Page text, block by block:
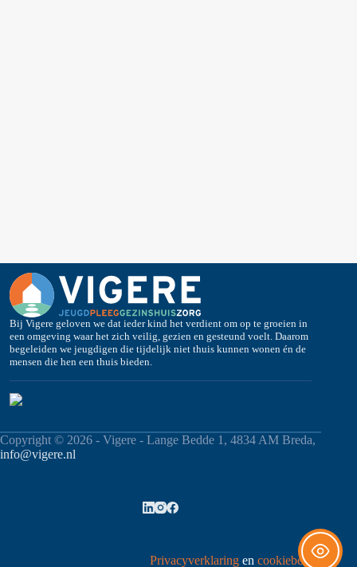
Bij Vigere geloven we dat ieder kind het verdient om op te groeien in
een omgeving waar het zich veilig, gezien en gesteund voelt. Daarom
begeleiden we jeugdigen die tijdelijk niet thuis kunnen wonen én de
mensen die hen een thuis bieden.
Copyright © 2026 - Vigere - Lange Bedde 1, 4834 AM Breda,
info@vigere.nl
Privacyverklaring encookiebeleid